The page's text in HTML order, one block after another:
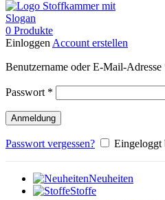
0 Produkte
Einloggen Account erstellen
Benutzername oder E-Mail-Adresse
Passwort *
Anmeldung
Passwort vergessen? Eingeloggt
Neuheiten
Stoffe